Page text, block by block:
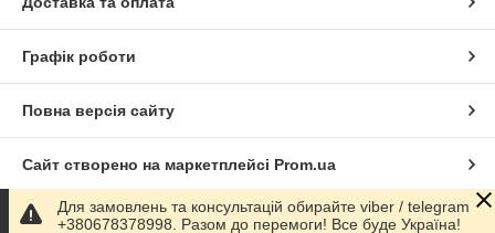
Графік роботи
Повна версія сайту
Сайт створено на маркетплейсі Prom.ua
Політика конфіденційності
Для замовлень та консультацій обирайте viber / telegram
+380678378998. Разом до перемоги! Все буде Україна!